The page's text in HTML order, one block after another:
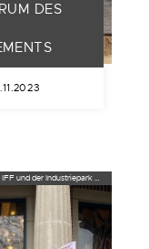
DES
© Nicole Oswald | IFF und der Industriepark Walsrode